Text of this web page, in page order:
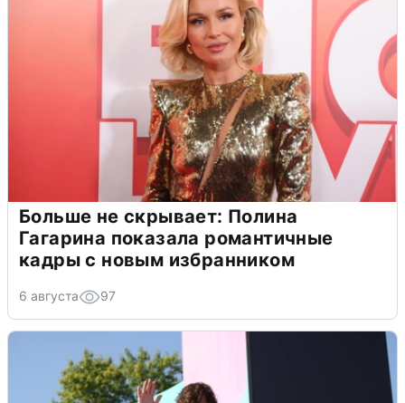
Больше не скрывает: Полина
Гагарина показала романтичные
кадры с новым избранником
6 августа 97